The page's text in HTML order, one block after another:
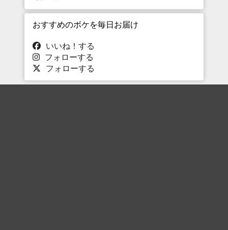
おすすめのボケを毎日お届け
いいね！する
フォローする
フォローする